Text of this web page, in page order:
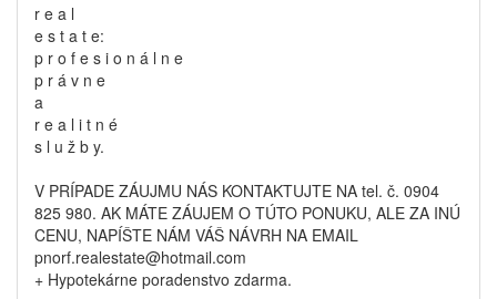
r e a l
e s t a t e:
p r o f e s i o n á l n e
p r á v n e
a
r e a l i t n é
s l u ž b y.
V PRÍPADE ZÁUJMU NÁS KONTAKTUJTE NA tel. č. 0904
825 980. AK MÁTE ZÁUJEM O TÚTO PONUKU, ALE ZA INÚ
CENU, NAPÍŠTE NÁM VÁŠ NÁVRH NA EMAIL
pnorf.realestate@hotmail.com
+ Hypotekárne poradenstvo zdarma.